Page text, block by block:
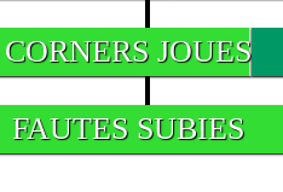
CORNERS JOUES
FAUTES SUBIES